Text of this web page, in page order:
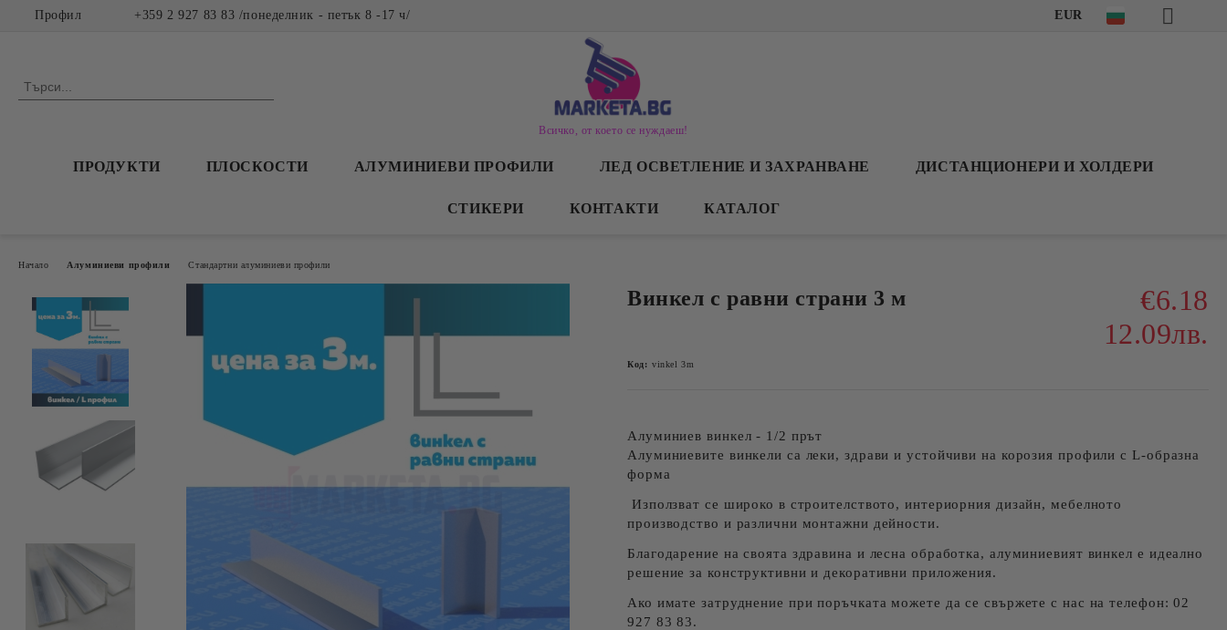
Профил +359 2 927 83 83 /понеделник - петък 8 -17 ч/ EUR
Всичко, от което се нуждаеш!
ПРОДУКТИ ПЛОСКОСТИ АЛУМИНИЕВИ ПРОФИЛИ ЛЕД ОСВЕТЛЕНИЕ И ЗАХРАНВАНЕ ДИСТАНЦИОНЕРИ И ХОЛДЕРИ
СТИКЕРИ КОНТАКТИ КАТАЛОГ
Начало Алуминиеви профили Стандартни алуминиеви профили
Винкел с равни страни 3 м
€6.18
12.09лв.
Код: vinkel 3m
Алуминиев винкел - 1/2 прът
Алуминиевите винкели са леки, здрави и устойчиви на корозия профили с L-образна
форма
Използват се широко в строителството, интериорния дизайн, мебелното
производство и различни монтажни дейности.
Благодарение на своята здравина и лесна обработка, алуминиевият винкел е идеално
решение за конструктивни и декоративни приложения.
Ако имате затруднение при поръчката можете да се свържете с нас на телефон: 02
927 83 83.